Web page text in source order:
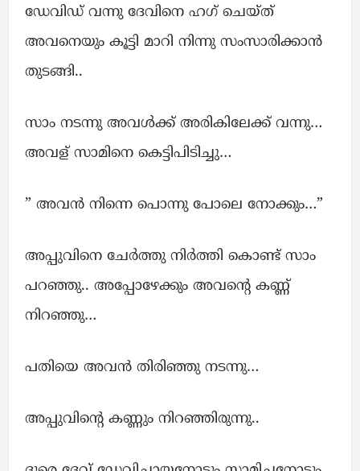
ഡേവിഡ് വന്നു ദേവിനെ ഹഗ് ചെയ്ത്
അവനെയും കൂട്ടി മാറി നിന്നു സംസാരിക്കാന്‍
തുടങ്ങി..
സാം നടന്നു അവള്‍ക്ക് അരികിലേക്ക് വന്നു…
അവള് സാമിനെ കെട്ടിപിടിച്ചു…
” അവന്‍ നിന്നെ പൊന്നു പോലെ നോക്കും…”
അപ്പുവിനെ ചേര്‍ത്തു നിർത്തി കൊണ്ട് സാം
പറഞ്ഞു.. അപ്പോഴേക്കും അവന്റെ കണ്ണ്
നിറഞ്ഞു…
പതിയെ അവന്‍ തിരിഞ്ഞു നടന്നു…
അപ്പുവിന്റെ കണ്ണും നിറഞ്ഞിരുന്നു..